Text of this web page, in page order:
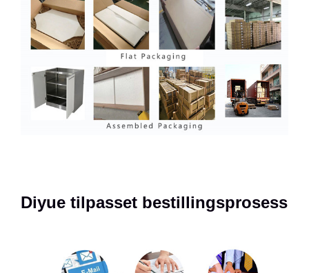
Diyue tilpasset bestillingsprosess